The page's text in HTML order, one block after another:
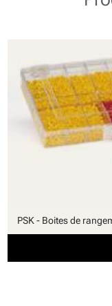
PSK - Boites de